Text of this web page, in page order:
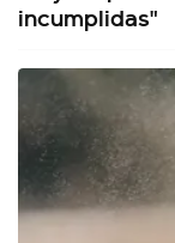
incumplidas"